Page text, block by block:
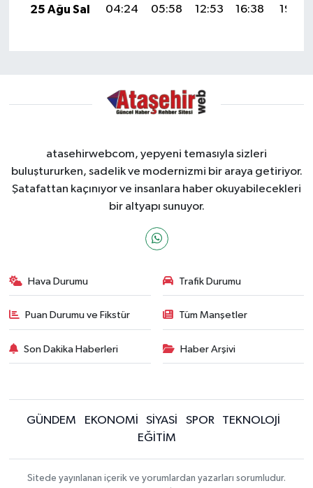
25 Ağu Sal
04:24 05:58 12:53 16:38 19:39
atasehirwebcom, yepyeni temasıyla sizleri
buluştururken, sadelik ve modernizmi bir araya getiriyor.
Şatafattan kaçınıyor ve insanlara haber okuyabilecekleri
bir altyapı sunuyor.
Hava Durumu Trafik Durumu
Puan Durumu ve Fikstür Tüm Manşetler
Son Dakika Haberleri Haber Arşivi
GÜNDEM EKONOMİ SİYASİ SPOR
TEKNOLOJİ
EĞİTİM
Sitede yayınlanan içerik ve yorumlardan yazarları sorumludur.